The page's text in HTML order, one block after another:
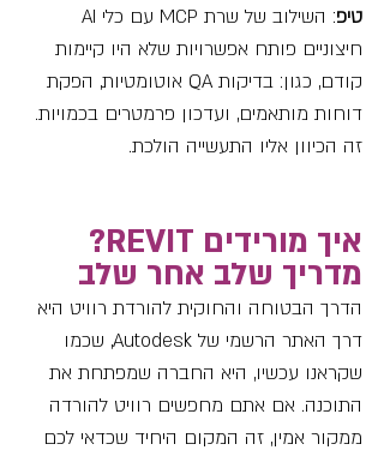
טיפ
חיצוניים פותח אפשרויות שלא היו קיימות
קודם, כגון: בדיקות QA אוטומטיות, הפקת
דוחות מותאמים, ועדכון פרמטרים בכמויות.
זה הכיוון אליו התעשייה הולכת.
איך מורידים REVIT?
מדריך שלב אחר שלב
הדרך הבטוחה והחוקית להורדת רוויט היא
דרך האתר הרשמי של Autodesk, שכמו
שקראנו עכשיו, היא החברה שמפתחת את
התוכנה. אם אתם מחפשים רוויט להורדה
ממקור אמין, זה המקום היחיד שכדאי לכם